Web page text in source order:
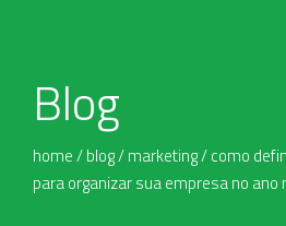
Blog
home/blog/marketing/como
para organizar sua empresa no ano